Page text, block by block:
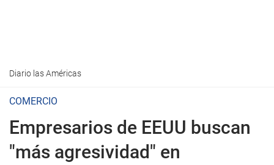
Diario las Américas
COMERCIO
Empresarios de EEUU buscan
"más agresividad" en